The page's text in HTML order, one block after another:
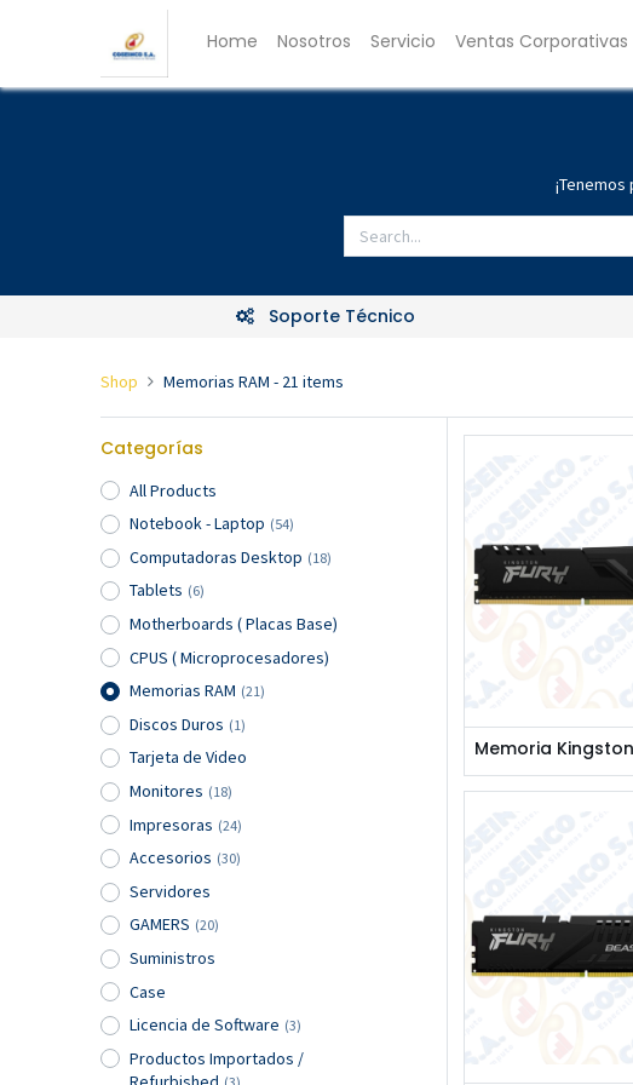
Home Nosotros Servicio Ventas Corporativas
Soporte Técnico
Shop Memorias RAM - 21 items
Categorías
All Products
Notebook - Laptop (54)
Computadoras Desktop (18)
Tablets (6)
Motherboards ( Placas Base)
CPUS ( Microprocesadores)
Memorias RAM (21)
Discos Duros (1)
Tarjeta de Video
Monitores (18)
Impresoras (24)
Accesorios (30)
Servidores
GAMERS (20)
Suministros
Case
Licencia de Software (3)
Productos Importados /